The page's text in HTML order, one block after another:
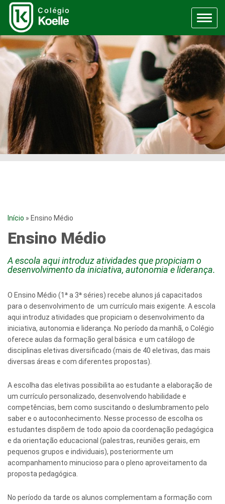
Menu
Início » Ensino Médio
Ensino Médio
A escola aqui introduz atividades que propiciam o
desenvolvimento da iniciativa, autonomia e liderança.
O Ensino Médio (1ª a 3ª séries) recebe alunos já capacitados
para o desenvolvimento de um currículo mais exigente. A escola
aqui introduz atividades que propiciam o desenvolvimento da
iniciativa, autonomia e liderança. No período da manhã, o Colégio
oferece aulas da formação geral básica e um catálogo de
disciplinas eletivas diversificado (mais de 40 eletivas, das mais
diversas áreas e com diferentes propostas).
A escolha das eletivas possibilita ao estudante a elaboração de
um currículo personalizado, desenvolvendo habilidade e
competências, bem como suscitando o deslumbramento pelo
saber e o autoconhecimento. Nesse processo de escolha os
estudantes dispõem de todo apoio da coordenação pedagógica
e da orientação educacional (palestras, reuniões gerais, em
pequenos grupos e individuais), posteriormente um
acompanhamento minucioso para o pleno aproveitamento da
proposta pedagógica.
No período da tarde os alunos complementam a formação com